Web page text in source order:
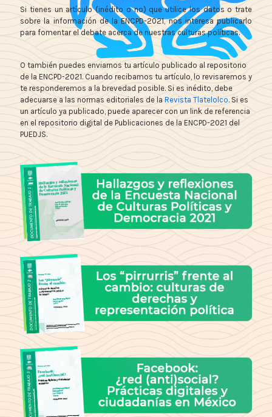
Si tienes un artículo (inédito o no) que utilice los datos o trate
sobre la información de la ENCPD-2021, nos interesa publicarlo
para fomentar el debate acerca de nuestras culturas políticas.
O también puedes enviarnos tu artículo publicado al repositorio
de la ENCPD-2021. Cuando recibamos tu artículo, lo revisaremos y
te responderemos a la brevedad posible. Si es inédito, debe
adecuarse a las normas editoriales de la Revista Tlatelolco. Si es
un artículo ya publicado, puede aparecer con un link de referencia
en el repositorio digital de Publicaciones de la ENCPD-2021 del
PUEDJS.